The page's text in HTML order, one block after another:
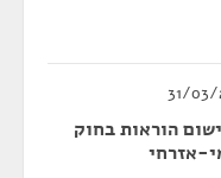
הוראות בחוק
אזרחי